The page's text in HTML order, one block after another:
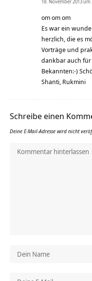
om om om
Es war ein
herzlich, die es
Vorträge und
dankbar auch
Bekannten:-)
Shanti, Rukmini
Schreibe einen
Deine E-Mail-Adresse wird nicht